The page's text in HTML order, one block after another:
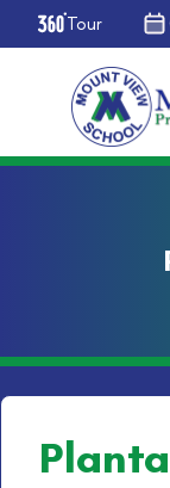
Tour